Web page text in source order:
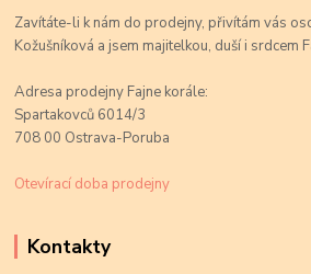
Zavítáte-li k nám do prodejny, přivítám vás
Kožušníková a jsem majitelkou, duší i srdcem
Adresa prodejny Fajne korále:
Spartakovců 6014/3
708 00 Ostrava-Poruba
Otevírací doba prodejny
Kontakty